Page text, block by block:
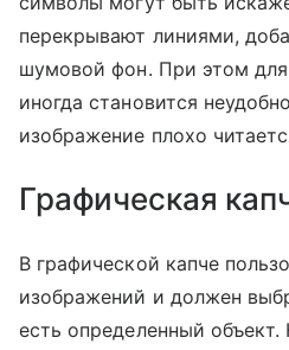
перекрывают линиями,
шумовой фон. При этом
иногда становится
изображение плохо
Графическая
В графической капче
изображений и должен
есть определенный